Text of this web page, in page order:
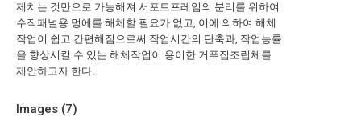
제치는 것만으로 가능해져 서포트프레임의 분리를 위하여
수직패널용 멍에를 해체할 필요가 없고, 이에 의하여 해체
작업이 쉽고 간편해짐으로써 작업시간의 단축과, 작업능률
을 향상시킬 수 있는 해체작업이 용이한 거푸집조립체를
제안하고자 한다.
Images (7)